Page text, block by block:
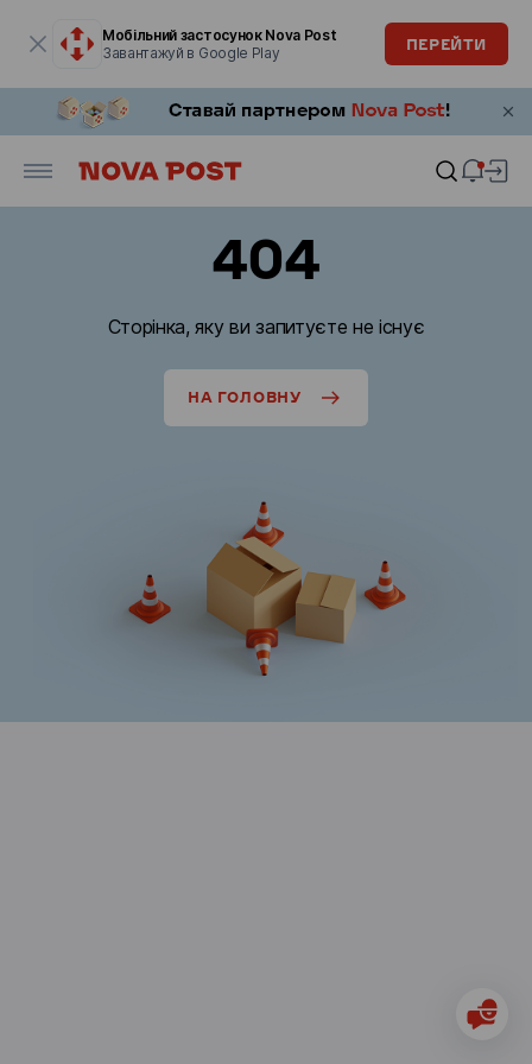
Мобільний застосунок Nova Post
Завантажуй в Google Play
ПЕРЕЙТИ
404
Сторінка, яку ви запитуєте не існує
НА ГОЛОВНУ